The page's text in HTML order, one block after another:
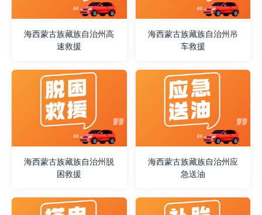
海西蒙古族藏族自治州高
速救援
海西蒙古族藏族自治州吊
车救援
海西蒙古族藏族自治州脱
困救援
海西蒙古族藏族自治州应
急送油